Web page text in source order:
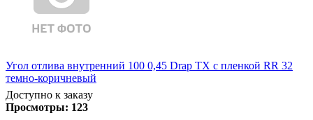
Угол отлива внутренний 100 0,45 Drap TX с пленкой RR 32
темно-коричневый
Доступно к заказу
Просмотры: 123